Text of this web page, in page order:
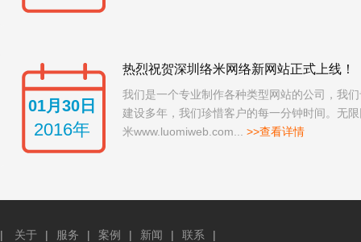
01月30日
2016年
热烈祝贺深圳络米网络新网站正式上线！
我们是一个专业制作各种类型网站的公司，我
建设多年，我们珍惜客户的每一分钟时间。无
米www.luomiweb.com... >>查看详情
| 关于 | 服务 | 案例 | 新闻 | 联系 |